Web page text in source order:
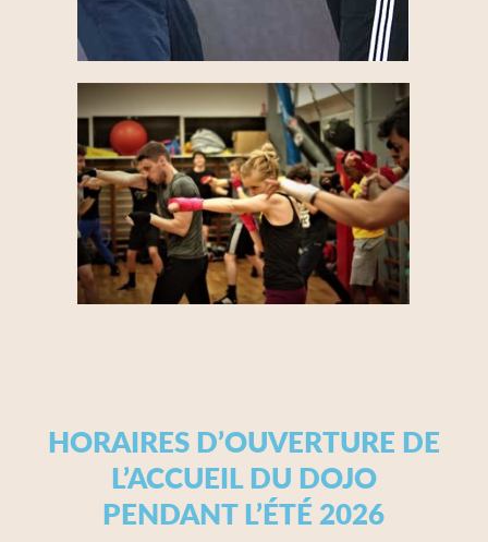
HORAIRES D’OUVERTURE DE
L’ACCUEIL DU DOJO
PENDANT L’ÉTÉ 2026